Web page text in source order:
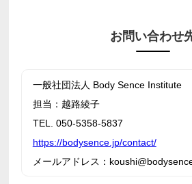
お問い合わせ
一般社団法人 Body Sence Institute
担当：越路綾子
TEL. 050-5358-5837
https://bodysence.jp/contact/
メールアドレス：